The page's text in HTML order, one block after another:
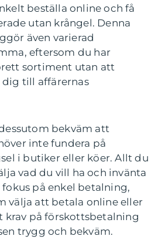
beställa online och få
utan krångel. Denna
även varierad
eftersom du har
sortiment utan att
dig till affärernas
bekväm att
inte fundera på
i butiker eller köer. Allt du
vad du vill ha och invänta
fokus på enkel betalning,
välja att betala online eller
krav på förskottsbetalning
trygg och bekväm.